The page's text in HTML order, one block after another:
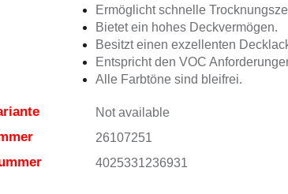
Ermöglicht schnelle
Bietet ein hohes Deckvermögen.
Besitzt einen exzellenten
Entspricht den VOC
Alle Farbtöne sind bleifrei.
Not available
26107251
4025331236931